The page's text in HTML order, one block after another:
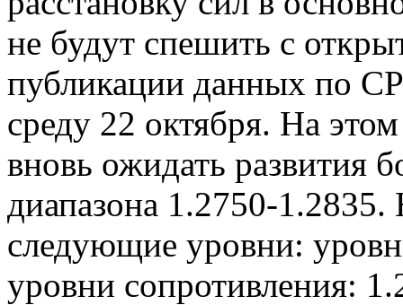
не будут спешить с
публикации данных по
среду 22 октября. На
вновь ожидать развития
диапазона 1.2750-
следующие уровни:
уровни сопротивления: